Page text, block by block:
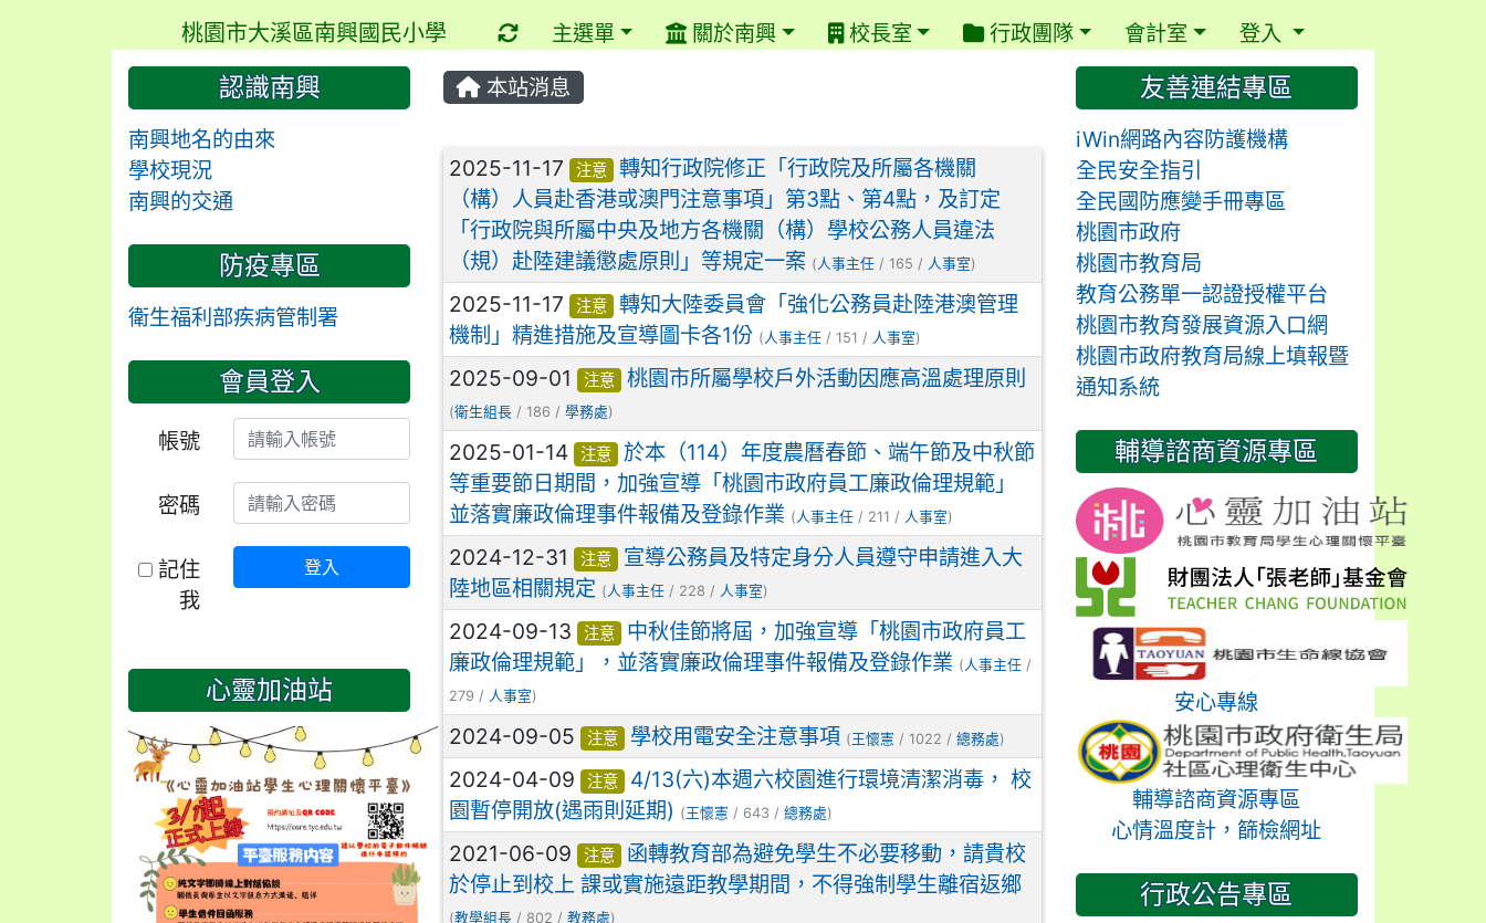
桃園市大溪區南興國民小學 重新取得佈景設定
主選單 關於南興 校長室 行政團隊 會計室 登入
本站消息
文章列表
2025-11-17 注意
轉知行政院修正「行政院及所屬各機關
（構）人員赴香港或澳門注意事項」第3點、第4點，及訂定
「行政院與所屬中央及地方各機關（構）學校公務人員違法
（規）赴陸建議懲處原則」等規定一案 (人事主任 / 165 / 人事室)
2025-11-17 注意
轉知大陸委員會「強化公務員赴陸港澳管理
機制」精進措施及宣導圖卡各1份 (人事主任 / 151 / 人事室)
2025-09-01 注意 桃園市所屬學校戶外活動因應高溫處理原則
(衛生組長 / 186 /學務處)
2025-01-14 注意
於本（114）年度農曆春節、端午節及中秋節
等重要節日期間，加強宣導「桃園市政府員工廉政倫理規範」
並落實廉政倫理事件報備及登錄作業 (人事主任 / 211 / 人事室)
2024-12-31 注意
宣導公務員及特定身分人員遵守申請進入大
陸地區相關規定 (人事主任 / 228 / 人事室)
2024-09-13 注意
中秋佳節將屆，加強宣導「桃園市政府員工
廉政倫理規範」，並落實廉政倫理事件報備及登錄作業 (人事主任 /
279 / 人事室)
2024-09-05 注意 學校用電安全注意事項 (王懷憲 / 1022 / 總務處)
2024-04-09 注意
4/13(六)本週六校園進行環境清潔消毒， 校
園暫停開放(遇雨則延期) (王懷憲 / 643 /總務處)
2021-06-09 注意
函轉教育部為避免學生不必要移動，請貴校
於停止到校上 課或實施遠距教學期間，不得強制學生離宿返鄉
(教學組長 / 802 /教務處)
認識南興
南興地名的由來
學校現況
南興的交通
防疫專區
衛生福利部疾病管制署
會員登入
帳號
密碼
記住
我
登入
心靈加油站
友善連結專區
iWin網路內容防護機構
全民安全指引
全民國防應變手冊專區
桃園市政府
桃園市教育局
教育公務單一認證授權平台
桃園市教育發展資源入口網
桃園市政府教育局線上填報暨
通知系統
輔導諮商資源專區
安心專線
輔導諮商資源專區
心情溫度計，篩檢網址
行政公告專區